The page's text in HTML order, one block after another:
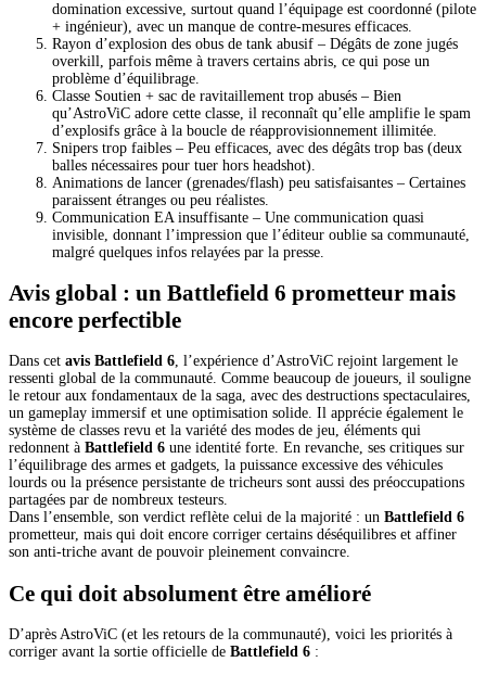
domination excessive, surtout quand l’équipage est coordonné (pilote
+ ingénieur), avec un manque de contre-mesures efficaces.
Rayon d’explosion des obus de tank abusif – Dégâts de zone jugés
overkill, parfois même à travers certains abris, ce qui pose un
problème d’équilibrage.
Classe Soutien + sac de ravitaillement trop abusés – Bien
qu’AstroViC adore cette classe, il reconnaît qu’elle amplifie le spam
d’explosifs grâce à la boucle de réapprovisionnement illimitée.
Snipers trop faibles – Peu efficaces, avec des dégâts trop bas (deux
balles nécessaires pour tuer hors headshot).
Animations de lancer (grenades/flash) peu satisfaisantes – Certaines
paraissent étranges ou peu réalistes.
Communication EA insuffisante – Une communication quasi
invisible, donnant l’impression que l’éditeur oublie sa communauté,
malgré quelques infos relayées par la presse.
Avis global : un Battlefield 6 prometteur mais
encore perfectible
Dans cet avis Battlefield 6, l’expérience d’AstroViC rejoint largement le
ressenti global de la communauté. Comme beaucoup de joueurs, il souligne
le retour aux fondamentaux de la saga, avec des destructions spectaculaires,
un gameplay immersif et une optimisation solide. Il apprécie également le
système de classes revu et la variété des modes de jeu, éléments qui
redonnent à Battlefield 6 une identité forte. En revanche, ses critiques sur
l’équilibrage des armes et gadgets, la puissance excessive des véhicules
lourds ou la présence persistante de tricheurs sont aussi des préoccupations
partagées par de nombreux testeurs.
Dans l’ensemble, son verdict reflète celui de la majorité : un Battlefield 6
prometteur, mais qui doit encore corriger certains déséquilibres et affiner
son anti-triche avant de pouvoir pleinement convaincre.
Ce qui doit absolument être amélioré
D’après AstroViC (et les retours de la communauté), voici les priorités à
corriger avant la sortie officielle de Battlefield 6 :